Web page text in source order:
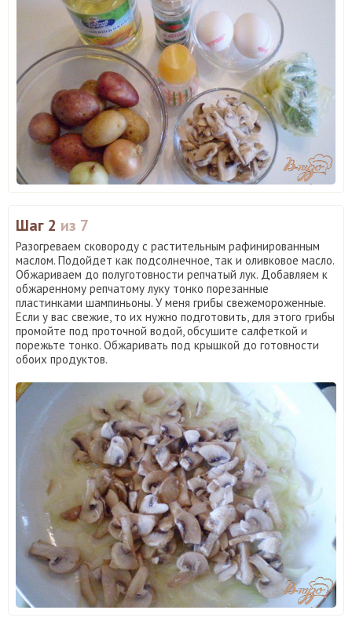
Шаг 2 из 7
Разогреваем сковороду с растительным рафинированным
маслом. Подойдет как подсолнечное, так и оливковое масло.
Обжариваем до полуготовности репчатый лук. Добавляем к
обжаренному репчатому луку тонко порезанные
пластинками шампиньоны. У меня грибы свежемороженные.
Если у вас свежие, то их нужно подготовить, для этого грибы
промойте под проточной водой, обсушите салфеткой и
порежьте тонко. Обжаривать под крышкой до готовности
обоих продуктов.